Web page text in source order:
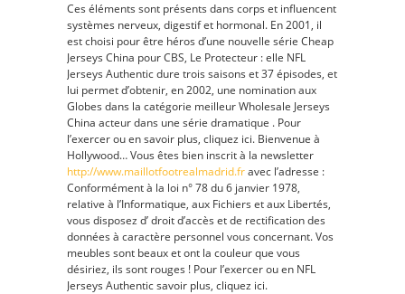
Ces éléments sont présents dans corps et influencent
systèmes nerveux, digestif et hormonal. En 2001, il
est choisi pour être héros d’une nouvelle série Cheap
Jerseys China pour CBS, Le Protecteur : elle NFL
Jerseys Authentic dure trois saisons et 37 épisodes, et
lui permet d’obtenir, en 2002, une nomination aux
Globes dans la catégorie meilleur Wholesale Jerseys
China acteur dans une série dramatique . Pour
l’exercer ou en savoir plus, cliquez ici. Bienvenue à
Hollywood… Vous êtes bien inscrit à la newsletter
http://www.maillotfootrealmadrid.fravec l’adresse :
Conformément à la loi n° 78 du 6 janvier 1978,
relative à l’Informatique, aux Fichiers et aux Libertés,
vous disposez d’ droit d’accès et de rectification des
données à caractère personnel vous concernant. Vos
meubles sont beaux et ont la couleur que vous
désiriez, ils sont rouges ! Pour l’exercer ou en NFL
Jerseys Authentic savoir plus, cliquez ici.